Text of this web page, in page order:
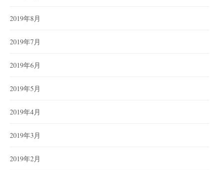
2019年8月
2019年7月
2019年6月
2019年5月
2019年4月
2019年3月
2019年2月